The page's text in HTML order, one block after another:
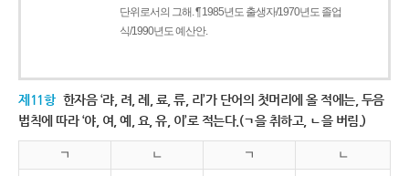
단위로서의 그해. ¶ 1985년도 출생자/1970년도 졸업
식/1990년도 예산안.
제11항 한자음 ‘랴, 려, 례, 료, 류, 리’가 단어의 첫머리에 올 적에는, 두음
법칙에 따라 ‘야, 여, 예, 요, 유, 이’로 적는다.(ㄱ을 취하고, ㄴ을 버림.)
ㄱ ㄴ ㄱ ㄴ